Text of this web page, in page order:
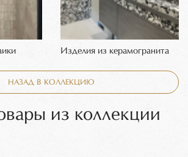
Изделия из керамогранита
НАЗАД В КОЛЛЕКЦИЮ
из коллекции